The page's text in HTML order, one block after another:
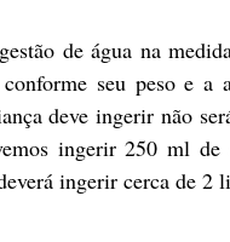
de água na
seu peso e a
deve ingerir não
ingerir 250 ml
ingerir cerca de 2